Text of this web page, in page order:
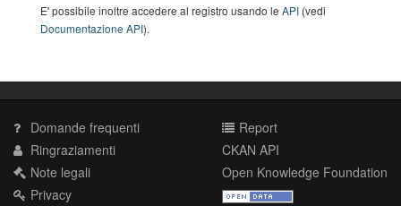
E' possibile inoltre accedere al registro usando le API (vedi
Documentazione API).
Domande frequenti
Ringraziamenti
Note legali
Privacy
Report
CKAN API
Open Knowledge Foundation